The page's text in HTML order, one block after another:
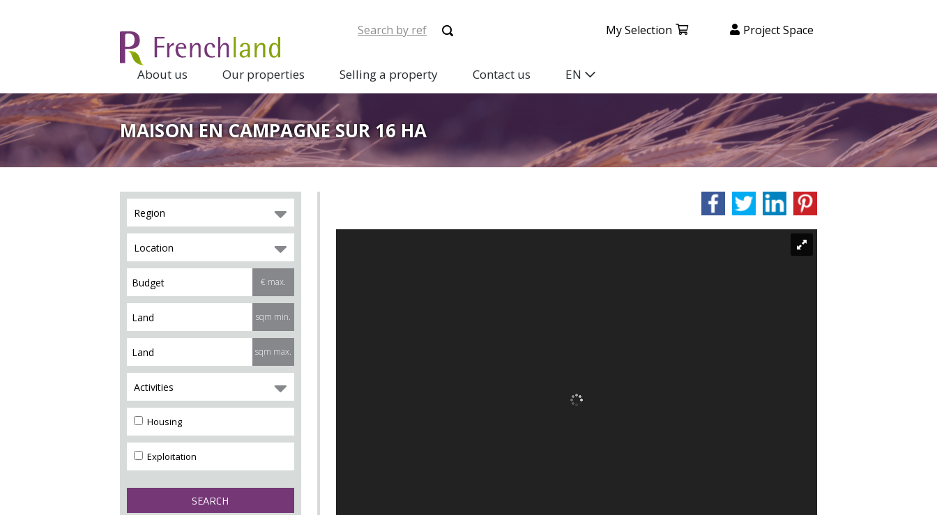
My Selection Project Space
About us Our properties Selling a property Contact us EN
MAISON EN CAMPAGNE SUR 16 HA
Region
Location
€ max.
sqm min.
sqm max.
Activities
Housing
Exploitation